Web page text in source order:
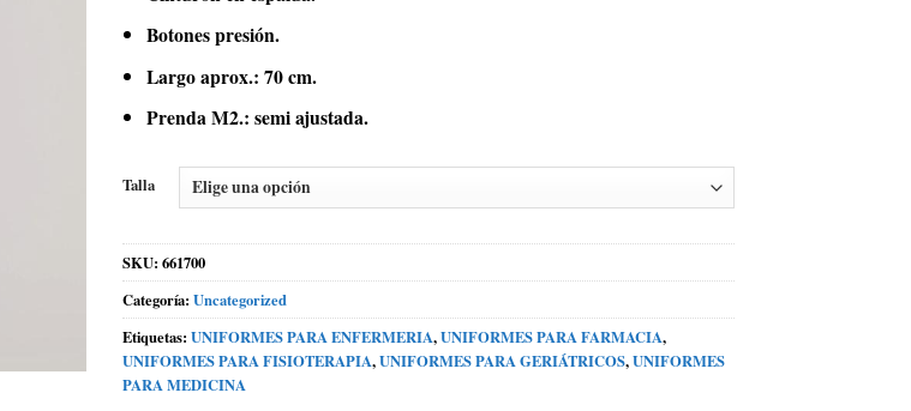
Botones presión.
Largo aprox.: 70 cm.
Prenda M2.: semi ajustada.
Talla
SKU: 661700
Categoría: Uncategorized
Etiquetas: UNIFORMES PARA ENFERMERIA,UNIFORMES PARA FARMACIA,
UNIFORMES PARA FISIOTERAPIA,UNIFORMES PARA GERIÁTRICOS,UNIFORMES
PARA MEDICINA